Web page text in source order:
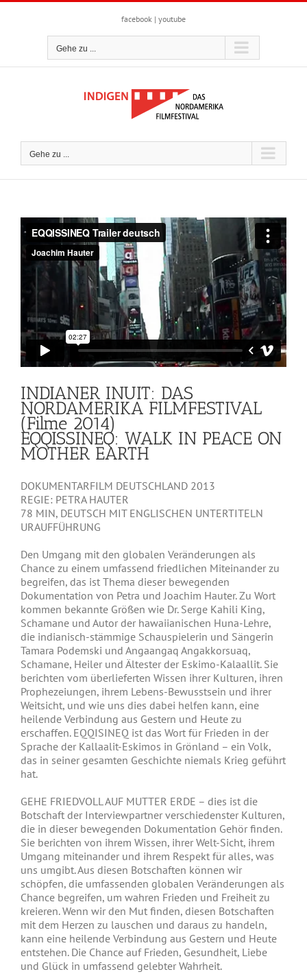
Zum
facebook | youtube
Gehe zu ...
Gehe zu ...
INDIANER INUIT: DAS
NORDAMERIKA FILMFESTIVAL
(Filme 2014)
EQQISSINEQ: WALK IN PEACE ON
MOTHER EARTH
DOKUMENTARFILM DEUTSCHLAND 2013
REGIE: PETRA HAUTER
78 MIN, DEUTSCH MIT ENGLISCHEN UNTERTITELN
URAUFFÜHRUNG
Den Umgang mit den globalen Veränderungen als
Chance zu einem umfassend friedlichen Miteinander zu
begreifen, das ist Thema dieser bewegenden
Dokumentation von Petra und Joachim Hauter. Zu Wort
kommen bekannte Größen wie Dr. Serge Kahili King,
Schamane und Autor der hawaiianischen Huna-Lehre,
die indianisch-stämmige Schauspielerin und Sängerin
Tamara Podemski und Angaangaq Angakkorsuaq,
Schamane, Heiler und Ältester der Eskimo-Kalaallit. Sie
berichten vom überlieferten Wissen ihrer Kulturen, ihren
Prophezeiungen, ihrem Lebens-Bewusstsein und ihrer
Weitsicht, und wie uns dies dabei helfen kann, eine
heilende Verbindung aus Gestern und Heute zu
erschaffen. EQQISINEQ ist das Wort für Frieden in der
Sprache der Kallaalit-Eskimos in Grönland – ein Volk,
das in seiner gesamten Geschichte niemals Krieg geführt
hat.
GEHE FRIEDVOLL AUF MUTTER ERDE – dies ist die
Botschaft der Interviewpartner verschiedenster Kulturen,
die in dieser bewegenden Dokumentation Gehör finden.
Sie berichten von ihrem Wissen, ihrer Welt-Sicht, ihrem
Umgang miteinander und ihrem Respekt für alles, was
uns umgibt. Aus diesen Botschaften können wir
schöpfen, die umfassenden globalen Veränderungen als
Chance begreifen, um wahren Frieden und Freiheit zu
kreieren. Wenn wir den Mut finden, diesen Botschaften
mit dem Herzen zu lauschen und daraus zu handeln,
kann eine heilende Verbindung aus Gestern und Heute
entstehen. Die Chance auf Frieden, Gesundheit, Liebe
und Glück in umfassend gelebter Wahrheit.